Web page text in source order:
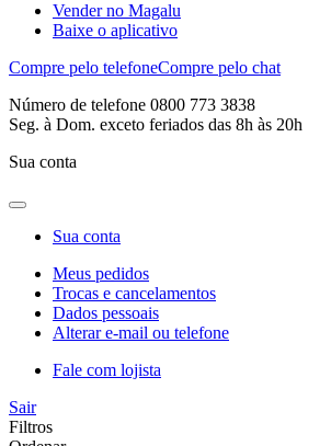
Vender no Magalu
Baixe o aplicativo
Compre pelo telefoneCompre pelo chat
Número de telefone 0800 773 3838
Seg. à Dom. exceto feriados das 8h às 20h
Sua conta
Sua conta
Meus pedidos
Trocas e cancelamentos
Dados pessoais
Alterar e-mail ou telefone
Fale com lojista
Sair
Filtros